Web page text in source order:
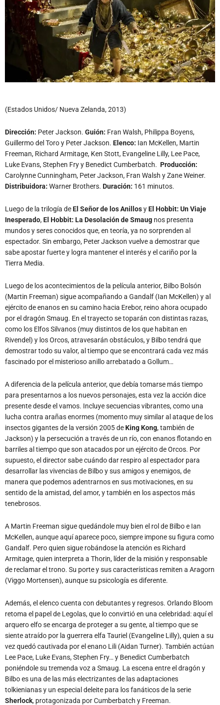
(Estados Unidos/ Nueva Zelanda, 2013)
Dirección: Peter Jackson. Guión: Fran Walsh, Philippa Boyens,
Guillermo del Toro y Peter Jackson. Elenco: Ian McKellen, Martin
Freeman, Richard Armitage, Ken Stott, Evangeline Lilly, Lee Pace,
Luke Evans, Stephen Fry y Benedict Cumberbatch. Producción:
Carolynne Cunningham, Peter Jackson, Fran Walsh y Zane Weiner.
Distribuidora: Warner Brothers. Duración: 161 minutos.
Luego de la trilogía deEl Señor de los AnillosyEl Hobbit: Un Viaje
Inesperado,El Hobbit: La Desolación de Smaug nos presenta
mundos y seres conocidos que, en teoría, ya no sorprenden al
espectador. Sin embargo, Peter Jackson vuelve a demostrar que
sabe apostar fuerte y logra mantener el interés y el cariño por la
Tierra Media.
Luego de los acontecimientos de la película anterior, Bilbo Bolsón
(Martin Freeman) sigue acompañando a Gandalf (Ian McKellen) y al
ejército de enanos en su camino hacia Erebor, reino ahora ocupado
por el dragón Smaug. En el trayecto se toparán con distintas razas,
como los Elfos Silvanos (muy distintos de los que habitan en
Rivendel) y los Orcos, atravesarán obstáculos, y Bilbo tendrá que
demostrar todo su valor, al tiempo que se encontrará cada vez más
fascinado por el misterioso anillo arrebatado a Gollum…
A diferencia de la película anterior, que debía tomarse más tiempo
para presentarnos a los nuevos personajes, esta vez la acción dice
presente desde el vamos. Incluye secuencias vibrantes, como una
lucha contra arañas enormes (momento muy similar al ataque de los
insectos gigantes de la versión 2005 deKing Kong, también de
Jackson) y la persecución a través de un río, con enanos flotando en
barriles al tiempo que son atacados por un ejército de Orcos. Por
supuesto, el director sabe cuándo dar respiro al espectador para
desarrollar las vivencias de Bilbo y sus amigos y enemigos, de
manera que podemos adentrarnos en sus motivaciones, en su
sentido de la amistad, del amor, y también en los aspectos más
tenebrosos.
A Martin Freeman sigue quedándole muy bien el rol de Bilbo e Ian
McKellen, aunque aquí aparece poco, siempre impone su figura como
Gandalf. Pero quien sigue robándose la atención es Richard
Armitage, quien interpreta a Thorin, líder de la misión y responsable
de reclamar el trono. Su porte y sus características remiten a Aragorn
(Viggo Mortensen), aunque su psicología es diferente.
Además, el elenco cuenta con debutantes y regresos. Orlando Bloom
retoma el papel de Legolas, que lo convirtió en una celebridad: aquí el
arquero elfo se encarga de proteger a su gente, al tiempo que se
siente atraído por la guerrera elfa Tauriel (Evangeline Lilly), quien a su
vez quedó cautivada por el enano Lili (Aidan Turner). También actúan
Lee Pace, Luke Evans, Stephen Fry… y Benedict Cumberbatch
poniéndole su tremenda voz a Smaug. La escena entre el dragón y
Bilbo es una de las más electrizantes de las adaptaciones
tolkienianas y un especial deleite para los fanáticos de la serie
Sherlock, protagonizada por Cumberbatch y Freeman.